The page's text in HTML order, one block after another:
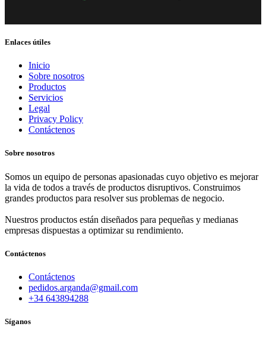
Enlaces útiles
Inicio
Sobre nosotros
Productos
Servicios
Legal
Privacy Policy
Contáctenos
Sobre nosotros
Somos un equipo de personas apasionadas cuyo objetivo es mejorar
la vida de todos a través de productos disruptivos. Construimos
grandes productos para resolver sus problemas de negocio.
Nuestros productos están diseñados para pequeñas y medianas
empresas dispuestas a optimizar su rendimiento.
Contáctenos
Contáctenos
pedidos.arganda@gmail.com
+34 643894288
Síganos